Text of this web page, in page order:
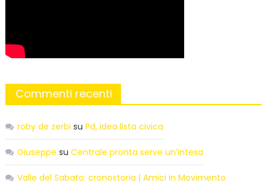
Commenti recenti
roby de zerbi su Pd, idea lista civica
Giuseppe su Centrale pronta serve un’intesa
Valle del Sabato: cronostoria | Amici in Movimento